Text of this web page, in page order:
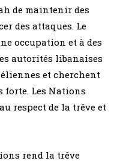
de maintenir des
des attaques. Le
occupation et à des
autorités libanaises
et cherchent
forte. Les Nations
respect de la trêve et
rend la trêve